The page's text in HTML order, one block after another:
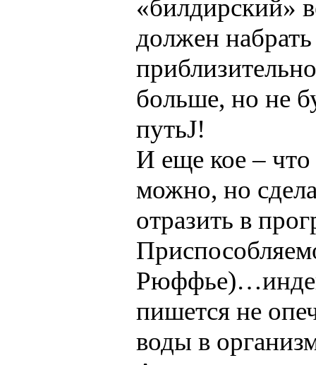
«билдирский»
должен набрать
больше, но не
путьJ!
И еще кое – что
можно, но
отразить в
пишется не
воды в